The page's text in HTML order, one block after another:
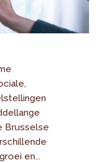
Brusselse
en...